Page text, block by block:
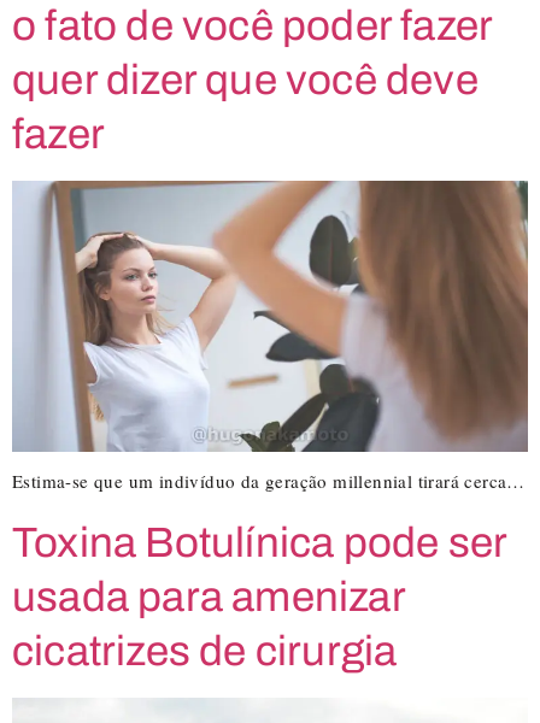
o fato de você poder fazer
quer dizer que você deve
fazer
Estima-se que um indivíduo da geração millennial tirará cerca…
Toxina Botulínica pode ser
usada para amenizar
cicatrizes de cirurgia